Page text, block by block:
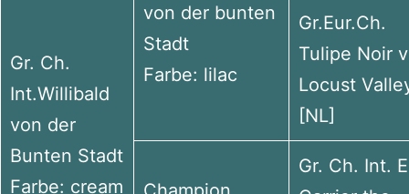
Gr. Ch.
Int.Willibald
von der
Bunten Stadt
Farbe: cream
von der bunten
Stadt
Farbe: lilac
Gr.Eur.Ch.
Tulipe Noir
Locust
[NL]
Gr. Ch. Int.